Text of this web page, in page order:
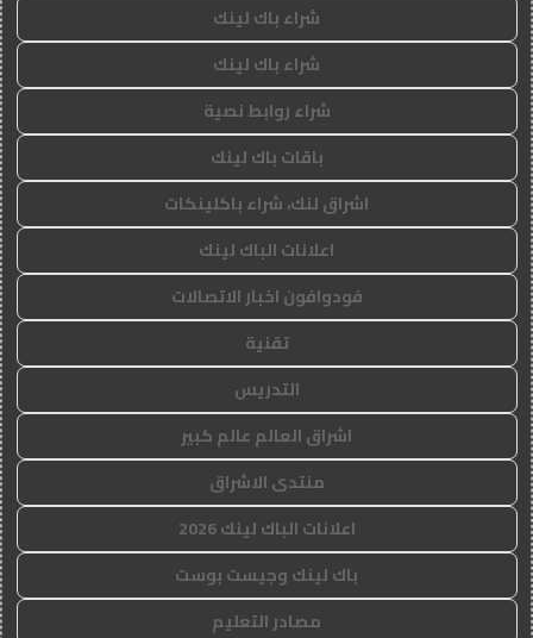
شراء باك لينك
شراء باك لينك
شراء روابط نصية
باقات باك لينك
اشراق لنك، شراء باكلينكات
اعلانات الباك لينك
فودوافون اخبار الاتصالات
تقنية
التدريس
اشراق العالم عالم كبير
منتدى الاشراق
اعلانات الباك لينك 2026
باك لينك وجيست بوست
مصادر التعليم